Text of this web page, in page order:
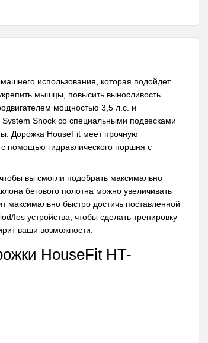
использования, которая подойдет
мышцы, повысить выносливость
мощностью 3,5 л.с. и
Shock со специальными подвесками
Дорожка HouseFit меет прочную
помощью гидравлического поршня с
вы смогли подобрать максимально
бегового полотна можно увеличивать
максимально быстро достичь поставленной
Ios устройства, чтобы сделать тренировку
ваши возможности.
HouseFit HT-